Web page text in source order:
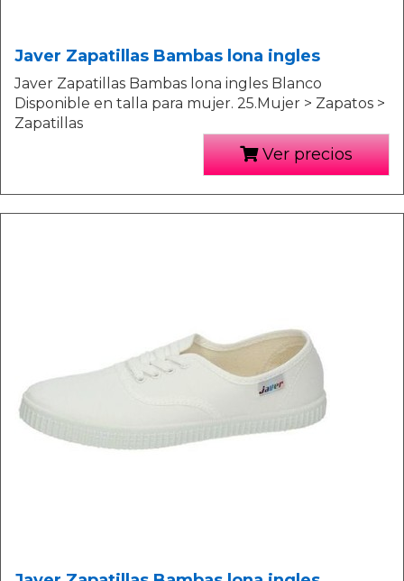
Javer Zapatillas Bambas lona ingles
Javer Zapatillas Bambas lona ingles Blanco
Disponible en talla para mujer. 25.Mujer > Zapatos >
Zapatillas
Ver precios